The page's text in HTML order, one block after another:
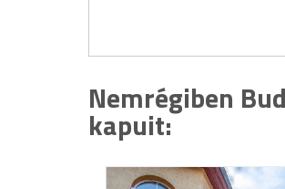
Nemrégiben
kapuit: